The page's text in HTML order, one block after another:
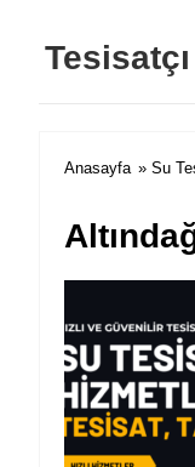
Tesisatçı
Anasayfa » Su